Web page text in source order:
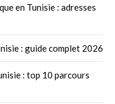
en Tunisie : adresses
: guide complet 2026
: top 10 parcours